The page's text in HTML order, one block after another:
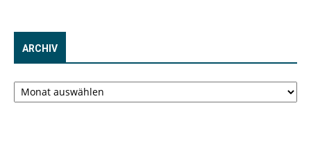
ARCHIV
Archiv